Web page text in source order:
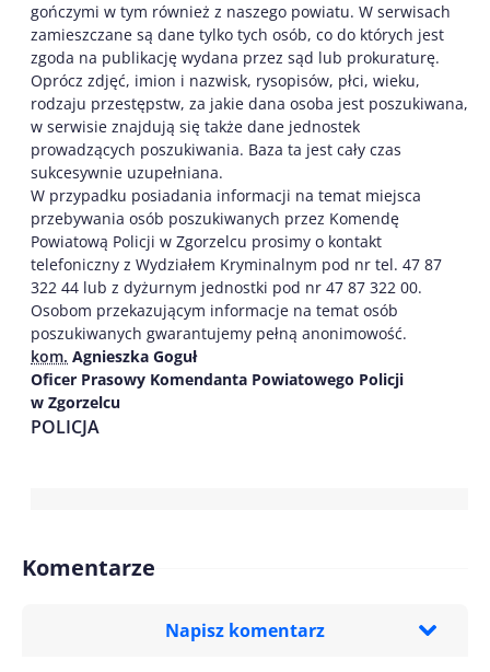
gończymi w tym również z naszego powiatu. W serwisach
zamieszczane są dane tylko tych osób, co do których jest
zgoda na publikację wydana przez sąd lub prokuraturę.
Oprócz zdjęć, imion i nazwisk, rysopisów, płci, wieku,
rodzaju przestępstw, za jakie dana osoba jest poszukiwana,
w serwisie znajdują się także dane jednostek
prowadzących poszukiwania. Baza ta jest cały czas
sukcesywnie uzupełniana.
W przypadku posiadania informacji na temat miejsca
przebywania osób poszukiwanych przez Komendę
Powiatową Policji w Zgorzelcu prosimy o kontakt
telefoniczny z Wydziałem Kryminalnym pod nr tel. 47 87
322 44 lub z dyżurnym jednostki pod nr 47 87 322 00.
Osobom przekazującym informacje na temat osób
poszukiwanych gwarantujemy pełną anonimowość.
kom. Agnieszka Goguł
Oficer Prasowy Komendanta Powiatowego Policji
w Zgorzelcu
POLICJA
Komentarze
Napisz komentarz